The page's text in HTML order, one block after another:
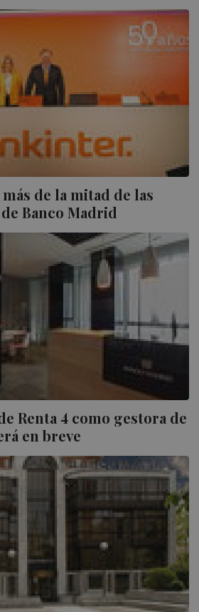
de la mitad de las
Banco Madrid
Renta 4 como gestora de
en breve